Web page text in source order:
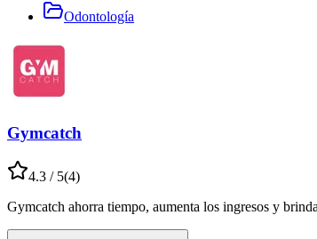
Odontología
Gymcatch
4.3 / 5(4)
Gymcatch ahorra tiempo, aumenta los ingresos y